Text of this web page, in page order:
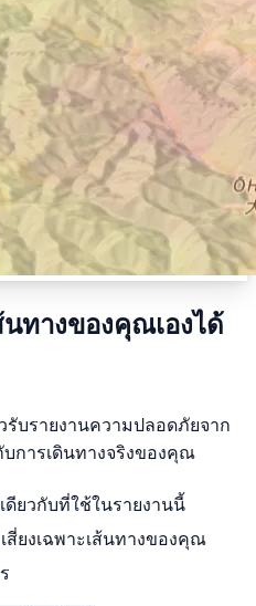
ทางของคุณเองได้
บรายงานความปลอดภัยจาก
การเดินทางจริงของคุณ
ยวกับที่ใช้ในรายงานนี้
ยงเฉพาะเส้นทางของคุณ